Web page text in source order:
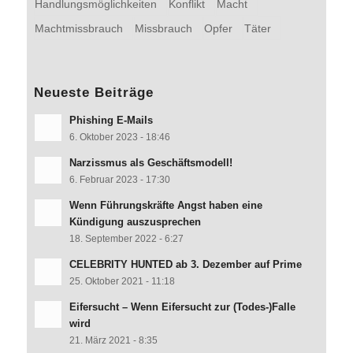
Handlungsmöglichkeiten Konflikt
Macht
Machtmissbrauch
Missbrauch Opfer Täter
Neueste Beiträge
Phishing E-Mails
6. Oktober 2023 - 18:46
Narzissmus als Geschäftsmodell!
6. Februar 2023 - 17:30
Wenn Führungskräfte Angst haben eine
Kündigung auszusprechen
18. September 2022 - 6:27
CELEBRITY HUNTED ab 3. Dezember auf Prime
25. Oktober 2021 - 11:18
Eifersucht – Wenn Eifersucht zur (Todes-)Falle
wird
21. März 2021 - 8:35